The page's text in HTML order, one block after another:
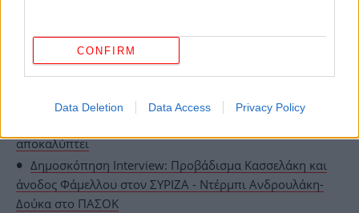
CONFIRM
Data Deletion Data Access Privacy Policy
ΟΛΕΣ ΟΙ ΕΙΔΗΣΕΙΣ
Ο ήρωας με τα σανδάλια του Τελ Αβίβ -Ο περαστικός
Φωτό ντοκουμέντο του ιστιοφόρου Bayesian λίγα
αποκαλύπτει
Δημοσκόπηση Interview: Προβάδισμα Κασσελάκη και
άνοδος Φάμελλου στον ΣΥΡΙΖΑ - Ντέρμπι Ανδρουλάκη-
Δούκα στο ΠΑΣΟΚ